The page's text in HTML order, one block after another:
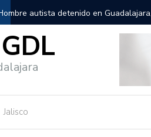
Títeres gigantes recorrerán
Jalisco